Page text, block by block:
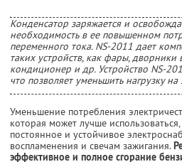
Конденсатор заряжается и
необходимость в ее повышенном
переменного тока. NS-2011 дает
таких устройств, как фары, дворники
кондиционер и др. Устройство NS-
что позволяет уменьшить нагрузку
Уменьшение потребления
которая может лучше
постоянное и устойчивое
воспламенения и свечам зажигания.
эффективное и полное сгорание